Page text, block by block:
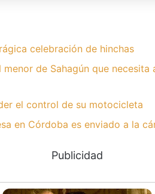
celebración de hinchas
de Sahagún que necesita
el control de su motocicleta
en Córdoba es enviado a la
Publicidad